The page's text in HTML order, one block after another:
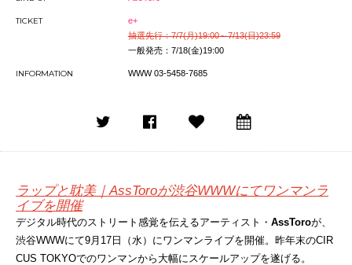
TICKET
e+
抽選先行：7/7(月)19:00～7/13(日)23:59
一般発売：7/18(金)19:00
INFORMATION WWW 03-5458-7685
ラップと耽美｜AssToroが渋谷WWWにてワンマンラ
イブを開催
デジタル時代のストリート感覚を伝えるアーティスト・ AssToroが、
渋谷WWWにて9月17日（水）にワンマンライブを開催。昨年末のCIR
CUS TOKYOでのワンマンから大幅にスケールアップを遂げる。